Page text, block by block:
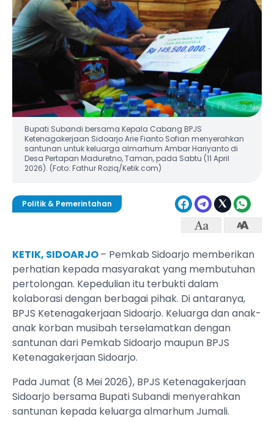
Bupati Subandi bersama Kepala Cabang BPJS
Ketenagakerjaan Sidoarjo Arie Fianto Sofian menyerahkan
santunan untuk keluarga almarhum Ambar Hariyanto di
Desa Pertapan Maduretno, Taman, pada Sabtu (11 April
2026). (Foto: Fathur Roziq/Ketik.com)
Politik & Pemerintahan
KETIK, SIDOARJO– Pemkab Sidoarjo memberikan
perhatian kepada masyarakat yang membutuhan
pertolongan. Kepedulian itu terbukti dalam
kolaborasi dengan berbagai pihak. Di antaranya,
BPJS Ketenagakerjaan Sidoarjo. Keluarga dan anak-
anak korban musibah terselamatkan dengan
santunan dari Pemkab Sidoarjo maupun BPJS
Ketenagakerjaan Sidoarjo.
Pada Jumat (8 Mei 2026), BPJS Ketenagakerjaan
Sidoarjo bersama Bupati Subandi menyerahkan
santunan kepada keluarga almarhum Jumali.